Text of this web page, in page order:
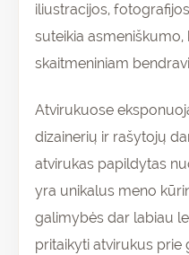
iliustracijos,
suteikia
skaitmeniniam
Atvirukuose
dizainerių ir rašytojų
atvirukas papildytas
yra unikalus meno
galimybės dar labiau
pritaikyti atvirukus prie